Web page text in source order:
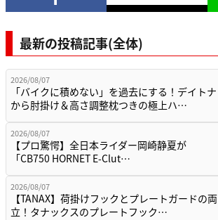
最新の投稿記事(全体)
2026/08/07
「バイクに積めない」を過去にする！デイトナ
から肘掛け＆高さ調整枕つきの極上ハ…
2026/08/07
【プロ驚愕】全日本ライダー岡崎静夏が
「CB750 HORNET E-Clut…
2026/08/07
【TANAX】荷掛けフックとプレートガードの両
立！タナックスのプレートフック…